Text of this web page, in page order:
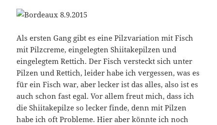
Als ersten Gang gibt es eine Pilzvariation mit Fisch
mit Pilzcreme, eingelegten Shiitakepilzen und
eingelegtem Rettich. Der Fisch versteckt sich unter
Pilzen und Rettich, leider habe ich vergessen, was es
für ein Fisch war, aber lecker ist das alles, also ist es
auch schon fast egal. Vor allem freut mich, dass ich
die Shiitakepilze so lecker finde, denn mit Pilzen
habe ich oft Probleme. Hier aber könnte ich noch